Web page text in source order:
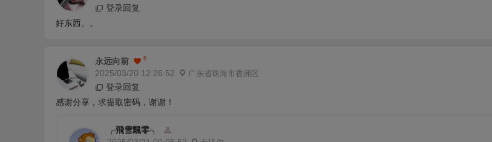
登录回复
好东西。。
永远向前 6
2025/03/20 12:26:52 广东省珠海市香洲区
登录回复
感谢分享，求提取密码，谢谢！
╭飛雪飄零╮